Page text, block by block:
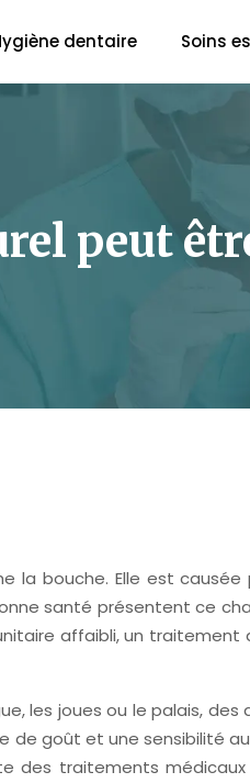
dentaire Soins
peut
bouche. Elle est
santé présentent ce
affaibli, un
les joues ou le palais,
goût et une sensibilité
des traitements